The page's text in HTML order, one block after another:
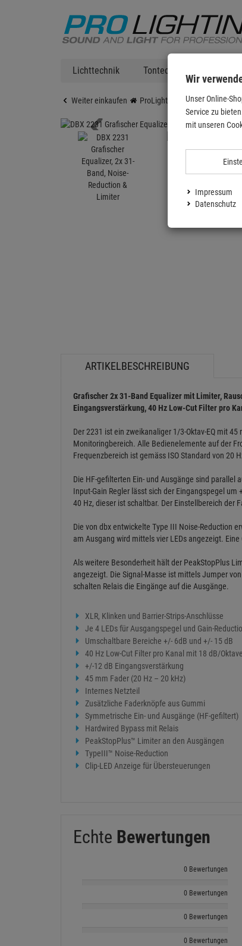
Lichttechnik Tontechnik
Weiter einkaufen ProLighting Tontechnik
ARTIKELBESCHREIBUNG
Grafischer 2x 31-Band Equalizer mit Limiter,
Eingangsverstärkung, 40 Hz Low-Cut Filter pro
Der 2231 ist ein zweikanaliger 1/3-Oktav-EQ mit
Monitoringbereich. Alle Bedienelemente auf der
Frequenzbereich ist gemäss ISO Standard von 20
Die HF-gefilterten Ein- und Ausgänge sind parallel
Input-Gain Regler lässt sich der Eingangspegel
40 Hz, dieser ist schaltbar. Der Einstellbereich der
Die von dbx entwickelte Type III Noise-Reduction
am Ausgang wird mittels vier LEDs angezeigt.
Als weitere Besonderheit hält der PeakStopPlus
angezeigt. Die Signal-Masse ist mittels Jumper
schalten Relais die Eingänge auf die Ausgänge.
XLR, Klinken und Barrier-Strips-Anschlüsse
Je 4 LEDs für Ausgangspegel und Gain-
Umschaltbare Bereiche +/- 6dB und +/- 15 dB
40 Hz Low-Cut Filter pro Kanal mit 18 dB/
+/-12 dB Eingangsverstärkung
45 mm Fader (20 Hz – 20 kHz)
Internes Netzteil
Zusätzliche Faderknöpfe aus Gummi
Symmetrische Ein- und Ausgänge (HF-gefiltert)
Hardwired Bypass mit Relais
PeakStopPlus™ Limiter an den Ausgängen
TypeIII™ Noise-Reduction
Clip-LED Anzeige für Übersteuerungen
Echte Bewertungen
0 Bewertungen
0 Bewertungen
0 Bewertungen
0 Bewertungen
Wir
Unser Online-
Service zu
mit unseren
Impressum
Datenschutz